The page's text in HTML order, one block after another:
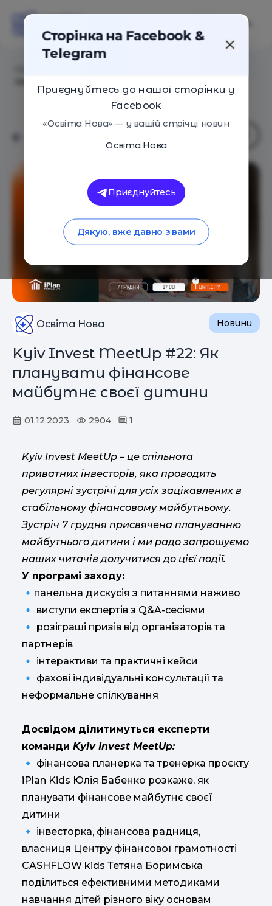
Освіта Нова Новини
Kyiv Invest MeetUp #22: Як
планувати фінансове
майбутнє своєї дитини
01.12.2023 2904 1
Kyiv Invest MeetUp – це спільнота
приватних інвесторів, яка проводить
регулярні зустрічі для усіх зацікавлених в
стабільному фінансовому майбутньому.
Зустріч 7 грудня присвячена плануванню
майбутнього дитини і ми радо запрошуємо
наших читачів долучитися до цієї події.
У програмі заходу:
🔹панельна дискусія з питаннями наживо
🔹 виступи експертів з Q&A-сесіями
🔹 розіграші призів від організаторів та
партнерів
🔹 інтерактиви та практичні кейси
🔹 фахові індивідуальні консультації та
неформальне спілкування
Досвідом ділитимуться експерти
команди Kyiv Invest MeetUp:
🔹 фінансова планерка та тренерка проєкту
iPlan Kids Юлія Бабенко розкаже, як
планувати фінансове майбутнє своєї
дитини
🔹 інвесторка, фінансова радниця,
власниця Центру фінансової грамотності
CASHFLOW kids Тетяна Боримська
поділиться ефективними методиками
навчання дітей різного віку основам
Сторінка на Facebook &
Telegram
Приєднуйтесь до нашої сторінки у
Facebook
«Освіта Нова» — у вашій стрічці новин
Освіта Нова
Приєднуйтесь
Дякую, вже давно з вами